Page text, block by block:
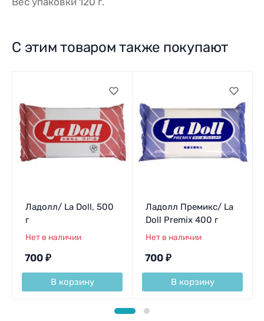
С этим товаром также покупают
Ладолл/ La Doll, 500
г
Нет в наличии
700 ₽
В корзину
Ладолл Премикс/ La
Doll Premix 400 г
Нет в наличии
700 ₽
В корзину